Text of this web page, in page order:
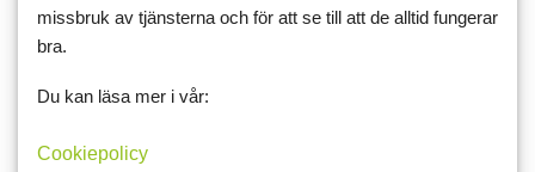
Lösenord
missbruk av tjänsterna och för att se till att de alltid fungerar
bra.
Du kan läsa mer i vår:
Cookiepolicy